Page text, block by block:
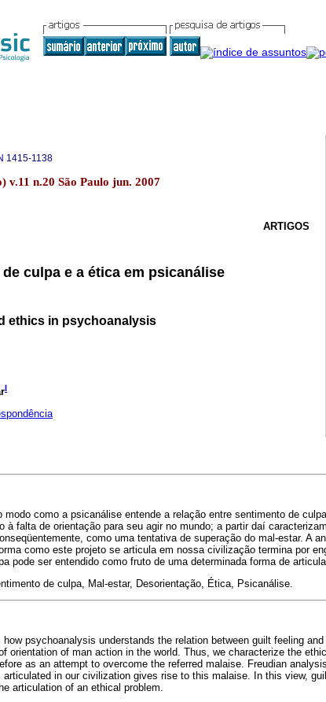
1415-1138
v.11 n.20 São Paulo jun. 2007
ARTIGOS
culpa e a ética em psicanálise
ethics in psychoanalysis
I
modo como a psicanálise entende a relação entre sentimento de
à falta de orientação para seu agir no mundo; a partir daí
como uma tentativa de superação do mal-estar. A
como este projeto se articula em nossa civilização termina por
pode ser entendido como fruto de uma determinada forma de
de culpa, Mal-estar, Desorientação, Ética, Psicanálise.
psychoanalysis understands the relation between guilt feeling
orientation of man action in the world. Thus, we characterize the
as an attempt to overcome the referred malaise. Freudian
in our civilization gives rise to this malaise. In this view,
articulation of an ethical problem.